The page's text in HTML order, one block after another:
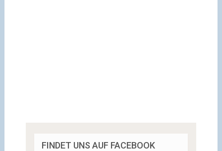
FINDET UNS AUF FACEBOOK